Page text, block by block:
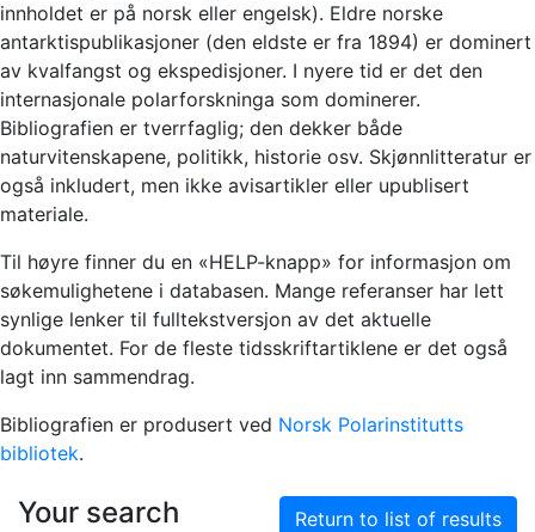
innholdet er på norsk eller engelsk). Eldre norske
antarktispublikasjoner (den eldste er fra 1894) er dominert
av kvalfangst og ekspedisjoner. I nyere tid er det den
internasjonale polarforskninga som dominerer.
Bibliografien er tverrfaglig; den dekker både
naturvitenskapene, politikk, historie osv. Skjønnlitteratur er
også inkludert, men ikke avisartikler eller upublisert
materiale.
Til høyre finner du en «HELP-knapp» for informasjon om
søkemulighetene i databasen. Mange referanser har lett
synlige lenker til fulltekstversjon av det aktuelle
dokumentet. For de fleste tidsskriftartiklene er det også
lagt inn sammendrag.
Bibliografien er produsert ved Norsk Polarinstitutts
bibliotek.
Your search Return to list of results